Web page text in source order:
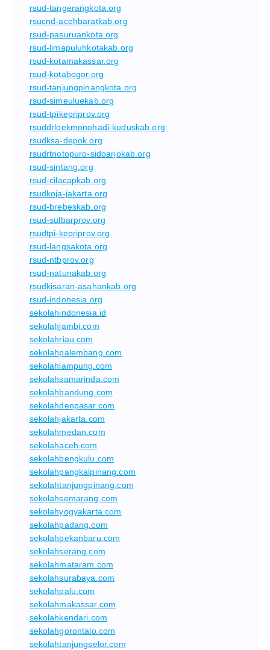
rsud-tangerangkota.org
rsucnd-acehbaratkab.org
rsud-pasuruankota.org
rsud-limapuluhkotakab.org
rsud-kotamakassar.org
rsud-kotabogor.org
rsud-tanjungpinangkota.org
rsud-simeuluekab.org
rsud-tpikepriprov.org
rsuddrloekmonohadi-kuduskab.org
rsudksa-depok.org
rsudrtnotopuro-sidoarjokab.org
rsud-sintang.org
rsud-cilacapkab.org
rsudkoja-jakarta.org
rsud-brebeskab.org
rsud-sulbarprov.org
rsudtpi-kepriprov.org
rsud-langsakota.org
rsud-ntbprov.org
rsud-natunakab.org
rsudkisaran-asahankab.org
rsud-indonesia.org
sekolahindonesia.id
sekolahjambi.com
sekolahriau.com
sekolahpalembang.com
sekolahlampung.com
sekolahsamarinda.com
sekolahbandung.com
sekolahdenpasar.com
sekolahjakarta.com
sekolahmedan.com
sekolahaceh.com
sekolahbengkulu.com
sekolahpangkalpinang.com
sekolahtanjungpinang.com
sekolahsemarang.com
sekolahyogyakarta.com
sekolahpadang.com
sekolahpekanbaru.com
sekolahserang.com
sekolahmataram.com
sekolahsurabaya.com
sekolahpalu.com
sekolahmakassar.com
sekolahkendari.com
sekolahgorontalo.com
sekolahtanjungselor.com